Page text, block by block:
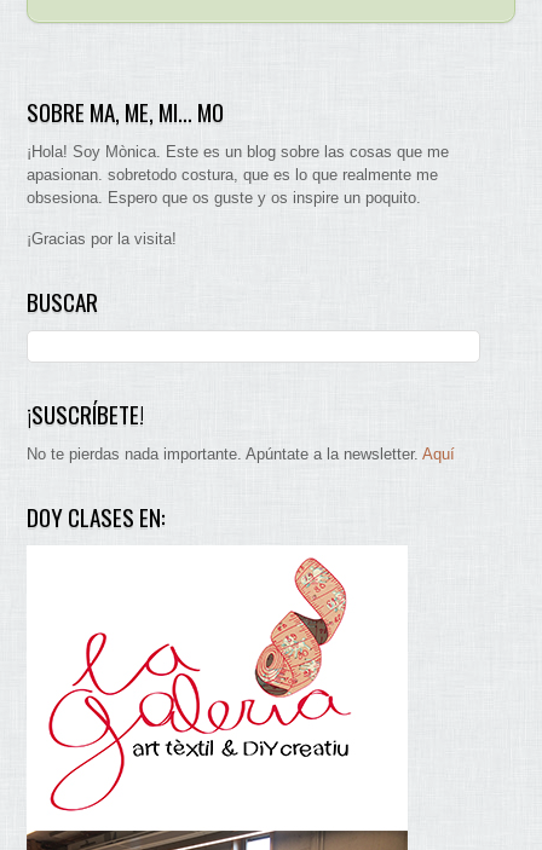
SOBRE MA, ME, MI… MO
¡Hola! Soy Mònica. Este es un blog sobre las cosas que me
apasionan. sobretodo costura, que es lo que realmente me
obsesiona. Espero que os guste y os inspire un poquito.
¡Gracias por la visita!
BUSCAR
¡SUSCRÍBETE!
No te pierdas nada importante. Apúntate a la newsletter.Aquí
DOY CLASES EN: